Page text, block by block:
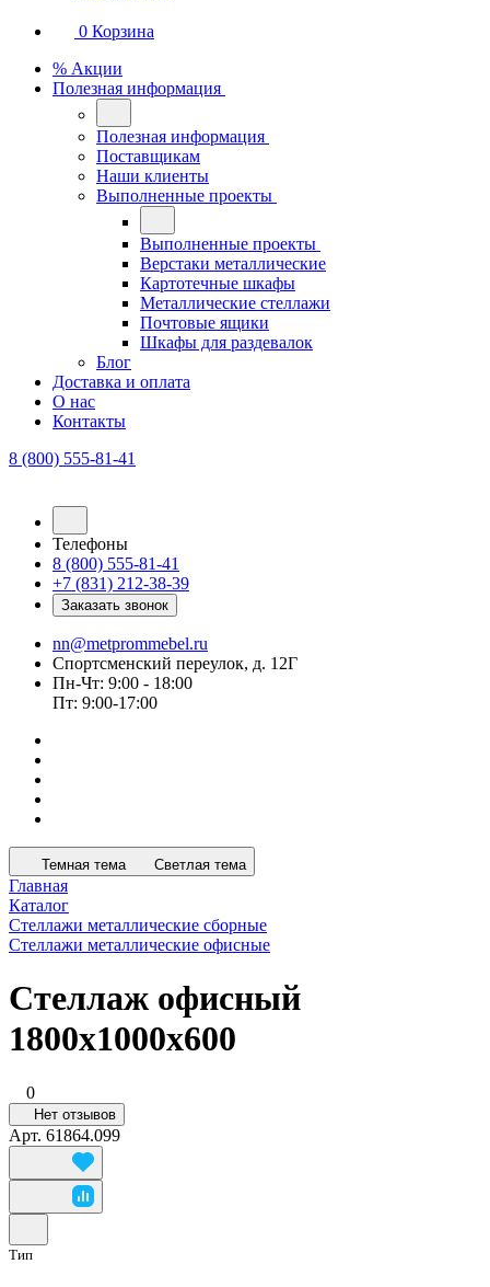
0 Корзина
% Акции
Полезная информация
Полезная информация
Поставщикам
Наши клиенты
Выполненные проекты
Выполненные проекты
Верстаки металлические
Картотечные шкафы
Металлические стеллажи
Почтовые ящики
Шкафы для раздевалок
Блог
Доставка и оплата
О нас
Контакты
8 (800) 555-81-41
Телефоны
8 (800) 555-81-41
+7 (831) 212-38-39
Заказать звонок
nn@metprommebel.ru
Спортсменский переулок, д. 12Г
Пн-Чт: 9:00 - 18:00
Пт: 9:00-17:00
Темная тема Светлая тема
Главная
Каталог
Стеллажи металлические сборные
Стеллажи металлические офисные
Стеллаж офисный
1800х1000х600
0
Нет отзывов
Арт. 61864.099
Тип